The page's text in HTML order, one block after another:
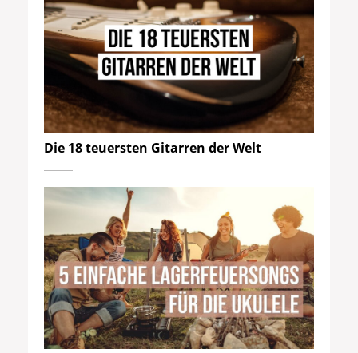
Die 18 teuersten Gitarren der Welt